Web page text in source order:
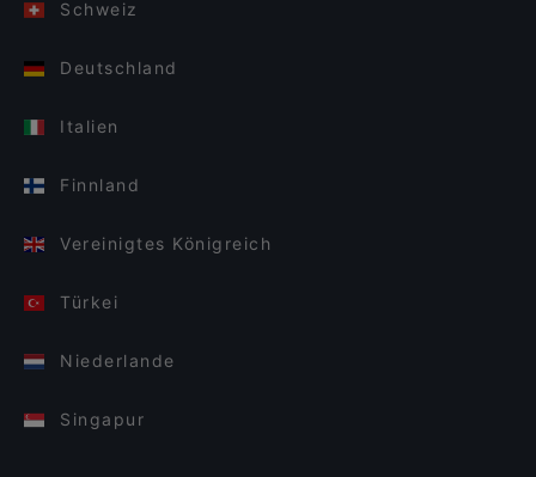
Schweiz
Deutschland
Italien
Finnland
Vereinigtes Königreich
Türkei
Niederlande
Singapur